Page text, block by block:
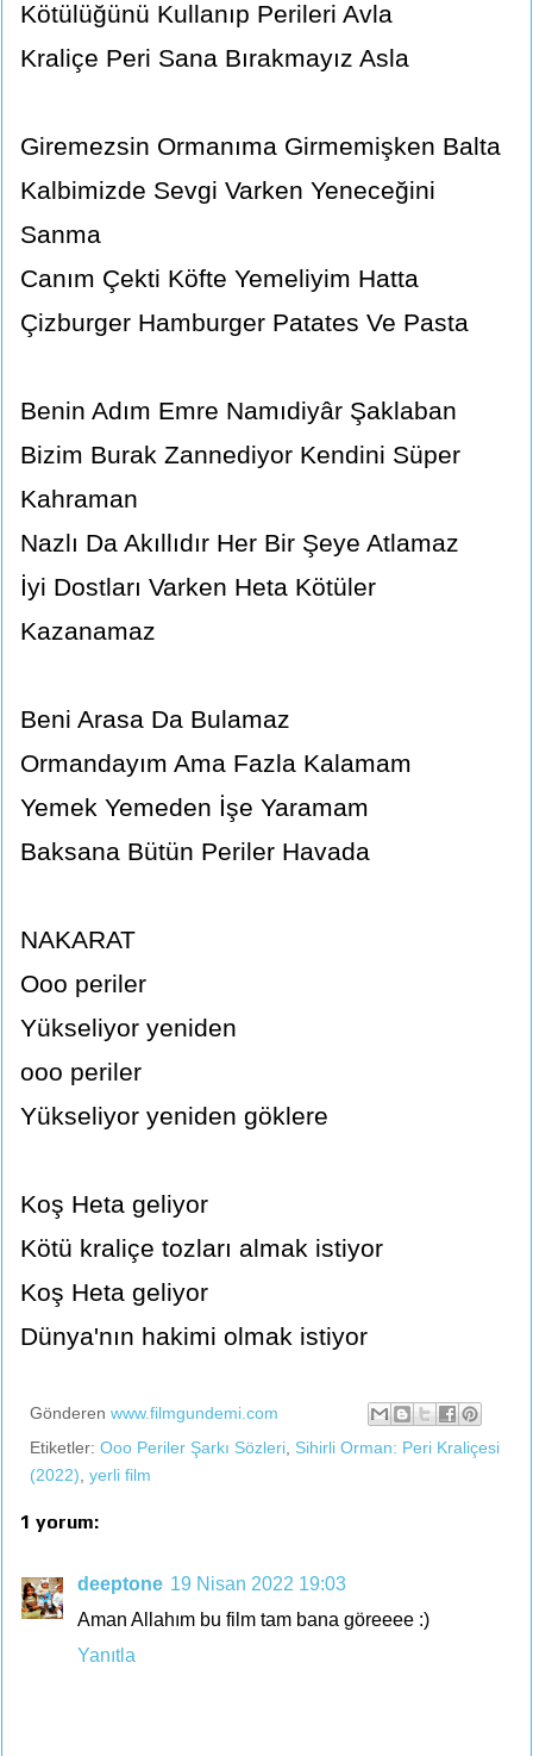
Kötülüğünü Kullanıp Perileri Avla
Kraliçe Peri Sana Bırakmayız Asla
Giremezsin Ormanıma Girmemişken Balta
Kalbimizde Sevgi Varken Yeneceğini
Sanma
Canım Çekti Köfte Yemeliyim Hatta
Çizburger Hamburger Patates Ve Pasta
Benin Adım Emre Namıdiyâr Şaklaban
Bizim Burak Zannediyor Kendini Süper
Kahraman
Nazlı Da Akıllıdır Her Bir Şeye Atlamaz
İyi Dostları Varken Heta Kötüler
Kazanamaz
Beni Arasa Da Bulamaz
Ormandayım Ama Fazla Kalamam
Yemek Yemeden İşe Yaramam
Baksana Bütün Periler Havada
NAKARAT
Ooo periler
Yükseliyor yeniden
ooo periler
Yükseliyor yeniden göklere
Koş Heta geliyor
Kötü kraliçe tozları almak istiyor
Koş Heta geliyor
Dünya'nın hakimi olmak istiyor
Gönderen www.filmgundemi.com
Etiketler: Ooo Periler Şarkı Sözleri, Sihirli Orman: Peri Kraliçesi
(2022), yerli film
1 yorum:
deeptone 19 Nisan 2022 19:03
Aman Allahım bu film tam bana göreeee :)
Yanıtla